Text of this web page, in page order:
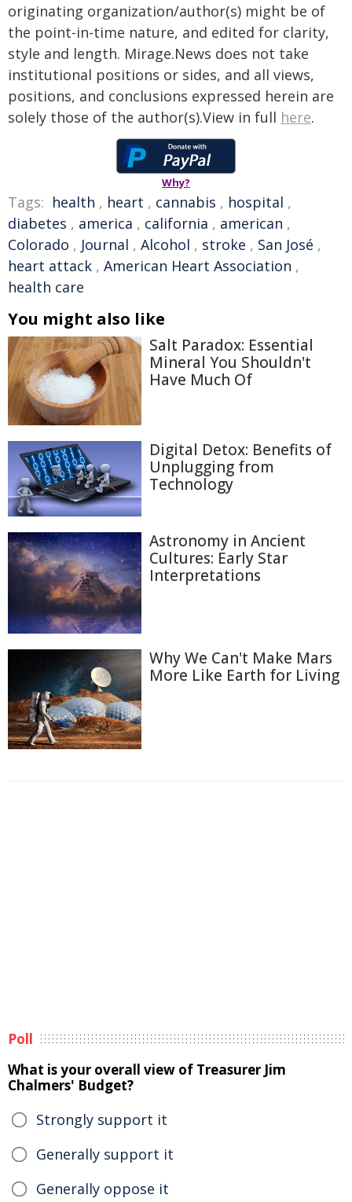
originating organization/author(s) might be of
the point-in-time nature, and edited for clarity,
style and length. Mirage.News does not take
institutional positions or sides, and all views,
positions, and conclusions expressed herein are
solely those of the author(s).View in full here.
Why?
Tags: health , heart , cannabis , hospital ,
diabetes , america , california , american ,
Colorado , Journal , Alcohol , stroke , San José ,
heart attack , American Heart Association ,
health care
You might also like
Salt Paradox: Essential
Mineral You Shouldn't
Have Much Of
Digital Detox: Benefits of
Unplugging from
Technology
Astronomy in Ancient
Cultures: Early Star
Interpretations
Why We Can't Make Mars
More Like Earth for Living
Poll
What is your overall view of Treasurer Jim
Chalmers' Budget?
Strongly support it
Generally support it
Generally oppose it